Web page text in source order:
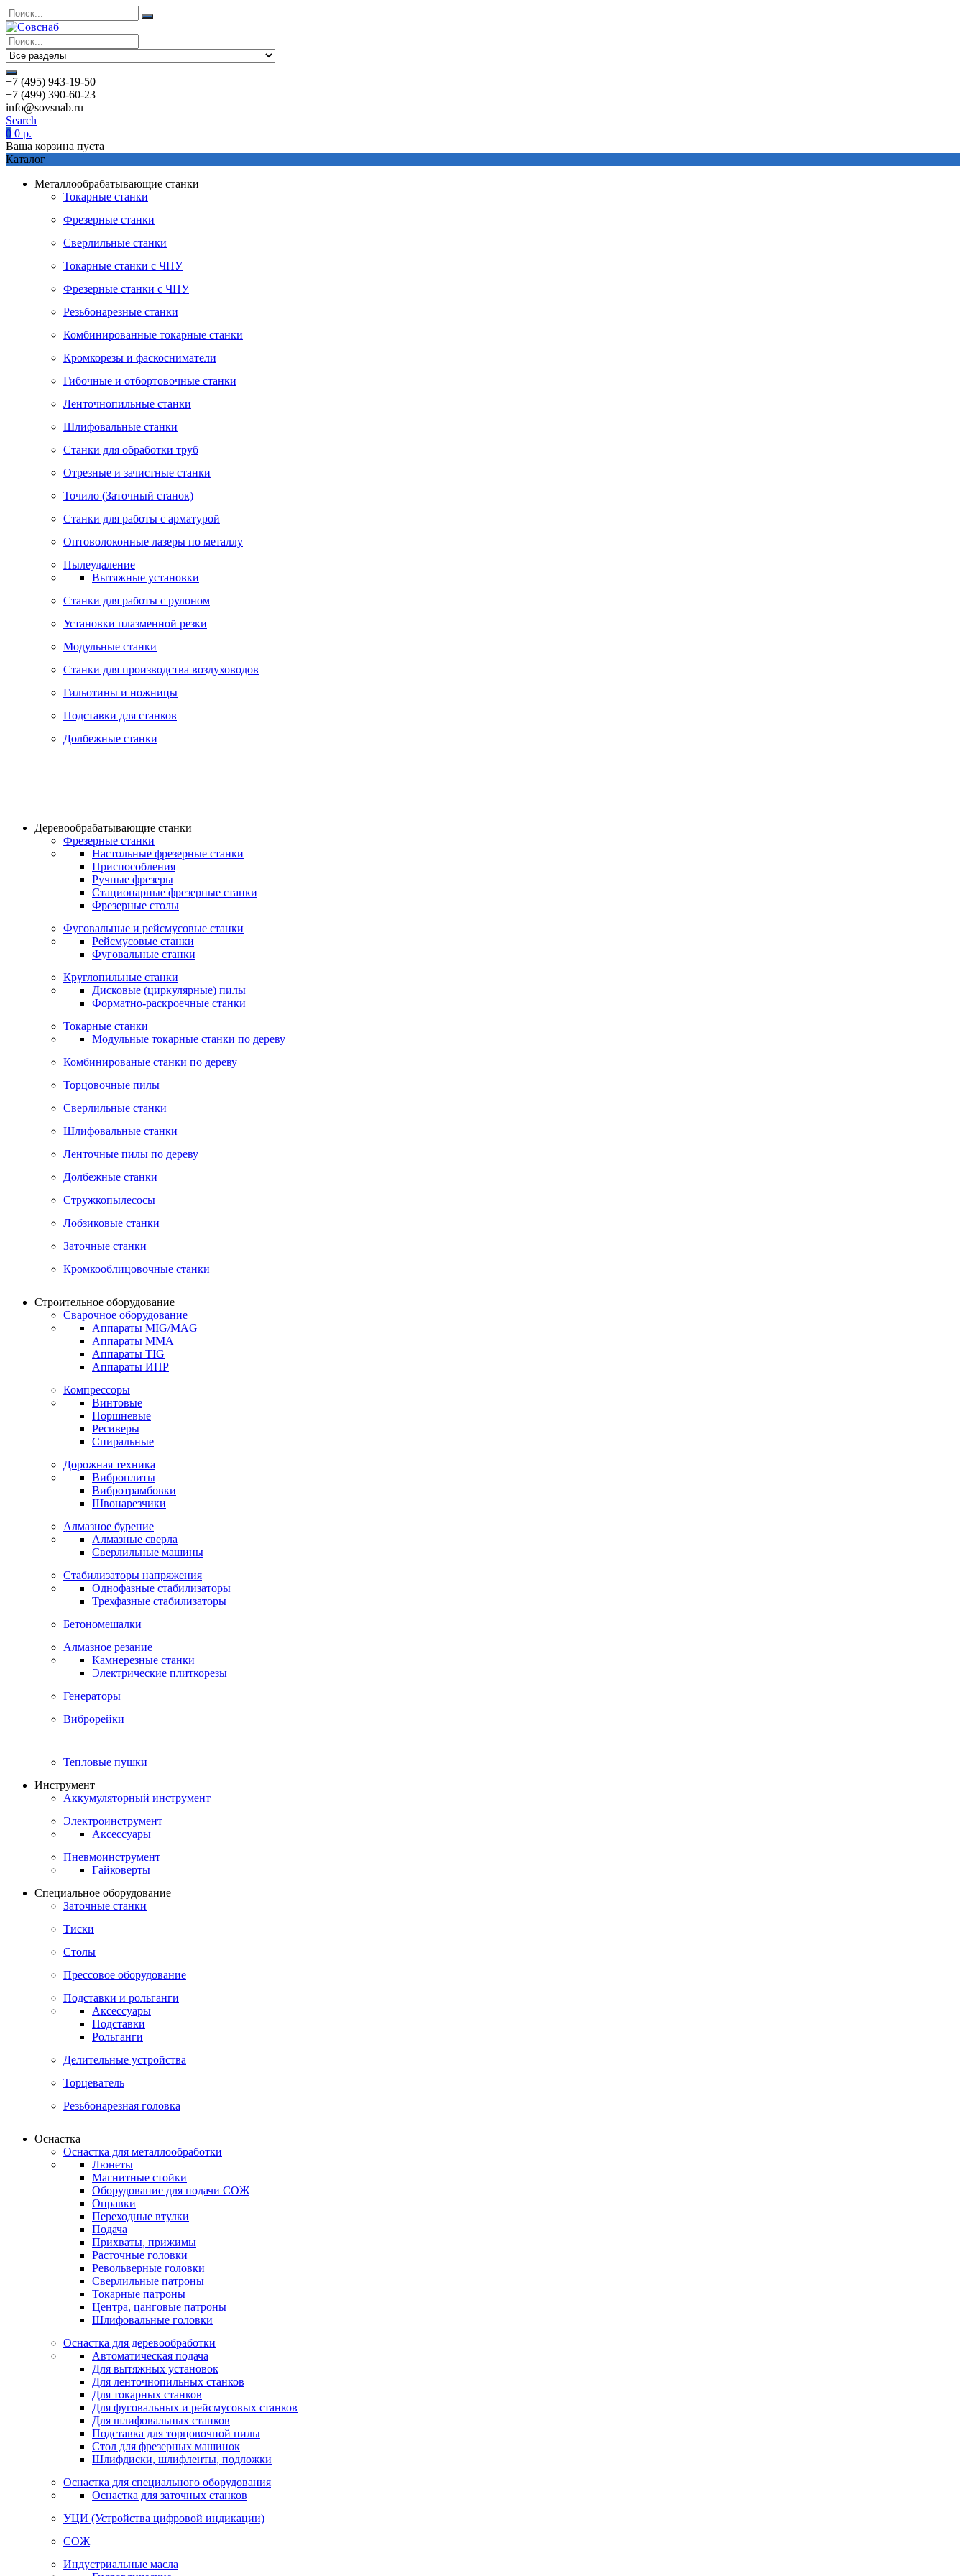
+7 (495) 943-19-50
+7 (499) 390-60-23
info@sovsnab.ru
Search
0 0 р.
Ваша корзина пуста
Каталог
Металлообрабатывающие станки
Токарные станки
Фрезерные станки
Сверлильные станки
Токарные станки с ЧПУ
Фрезерные станки с ЧПУ
Резьбонарезные станки
Комбинированные токарные станки
Кромкорезы и фаскосниматели
Гибочные и отбортовочные станки
Ленточнопильные станки
Шлифовальные станки
Станки для обработки труб
Отрезные и зачистные станки
Точило (Заточный станок)
Станки для работы с арматурой
Оптоволоконные лазеры по металлу
Пылеудаление
Вытяжные установки
Станки для работы с рулоном
Установки плазменной резки
Модульные станки
Станки для производства воздуховодов
Гильотины и ножницы
Подставки для станков
Долбежные станки
Деревообрабатывающие станки
Фрезерные станки
Настольные фрезерные станки
Приспособления
Ручные фрезеры
Стационарные фрезерные станки
Фрезерные столы
Фуговальные и рейсмусовые станки
Рейсмусовые станки
Фуговальные станки
Круглопильные станки
Дисковые (циркулярные) пилы
Форматно-раскроечные станки
Токарные станки
Модульные токарные станки по дереву
Комбинированые станки по дереву
Торцовочные пилы
Сверлильные станки
Шлифовальные станки
Ленточные пилы по дереву
Долбежные станки
Стружкопылесосы
Лобзиковые станки
Заточные станки
Кромкооблицовочные станки
Строительное оборудование
Сварочное оборудование
Аппараты MIG/MAG
Аппараты MMA
Аппараты TIG
Аппараты ИПР
Компрессоры
Винтовые
Поршневые
Ресиверы
Спиральные
Дорожная техника
Виброплиты
Вибротрамбовки
Швонарезчики
Алмазное бурение
Алмазные сверла
Сверлильные машины
Стабилизаторы напряжения
Однофазные стабилизаторы
Трехфазные стабилизаторы
Бетономешалки
Алмазное резание
Камнерезные станки
Электрические плиткорезы
Генераторы
Виброрейки
Тепловые пушки
Инструмент
Аккумуляторный инструмент
Электроинструмент
Аксессуары
Пневмоинструмент
Гайковерты
Специальное оборудование
Заточные станки
Тиски
Столы
Прессовое оборудование
Подставки и рольганги
Аксессуары
Подставки
Рольганги
Делительные устройства
Торцеватель
Резьбонарезная головка
Оснастка
Оснастка для металлообработки
Люнеты
Магнитные стойки
Оборудование для подачи СОЖ
Оправки
Переходные втулки
Подача
Прихваты, прижимы
Расточные головки
Револьверные головки
Сверлильные патроны
Токарные патроны
Центра, цанговые патроны
Шлифовальные головки
Оснастка для деревообработки
Автоматическая подача
Для вытяжных установок
Для ленточнопильных станков
Для токарных станков
Для фуговальных и рейсмусовых станков
Для шлифовальных станков
Подставка для торцовочной пилы
Стол для фрезерных машинок
Шлифдиски, шлифленты, подложки
Оснастка для специального оборудования
Оснастка для заточных станков
УЦИ (Устройства цифровой индикации)
СОЖ
Индустриальные масла